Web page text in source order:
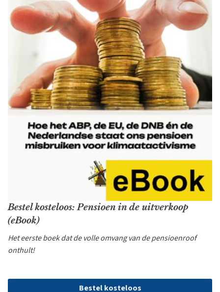
Bestel kosteloos: Pensioen in de uitverkoop
(eBook)
Het eerste boek dat de volle omvang van de pensioenroof
onthult!
Bestel kosteloos